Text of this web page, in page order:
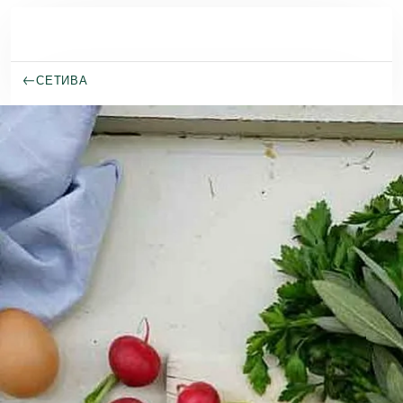
СЕТИВА